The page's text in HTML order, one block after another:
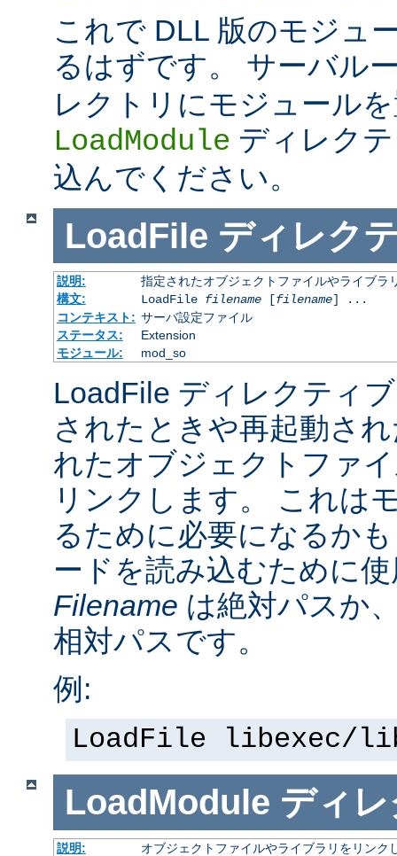
これで DLL 版のモジュ
るはずです。 サーバル
レクトリにモジュール
LoadModule ディレク
込んでください。
LoadFile ディレク
説明:
指定されたオブジェクトファイルやライブラ
構文:
LoadFile filename[filename] ...
コンテキスト: サーバ設定ファイル
ステータス:
Extension
モジュール:
mod_so
LoadFile ディレクティ
されたときや再起動さ
れたオブジェクトファ
リンクします。 これは
るために必要になるか
ードを読み込むために
Filename は絶対パスか
相対パスです。
例:
LoadFile libexec/
LoadModule ディ
説明:
オブジェクトファイルやライブラリをリン